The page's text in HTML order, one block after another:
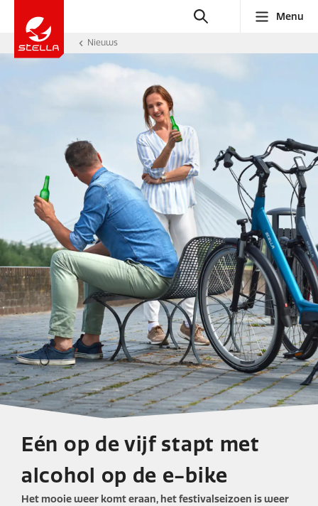
Menu
Nieuws
Eén op de vijf stapt met
alcohol op de e-bike
Het mooie weer komt eraan, het festivalseizoen is weer